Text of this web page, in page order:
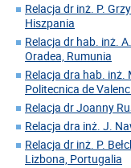
Relacja dr inż. P.
Hiszpania
Relacja dr hab. inż.
Oradea, Rumunia
Relacja dra hab. inż.
Politecnica de
Relacja dr Joanny
Relacja dra inż. J.
Relacja dr inż. P.
Lizbona, Portugalia